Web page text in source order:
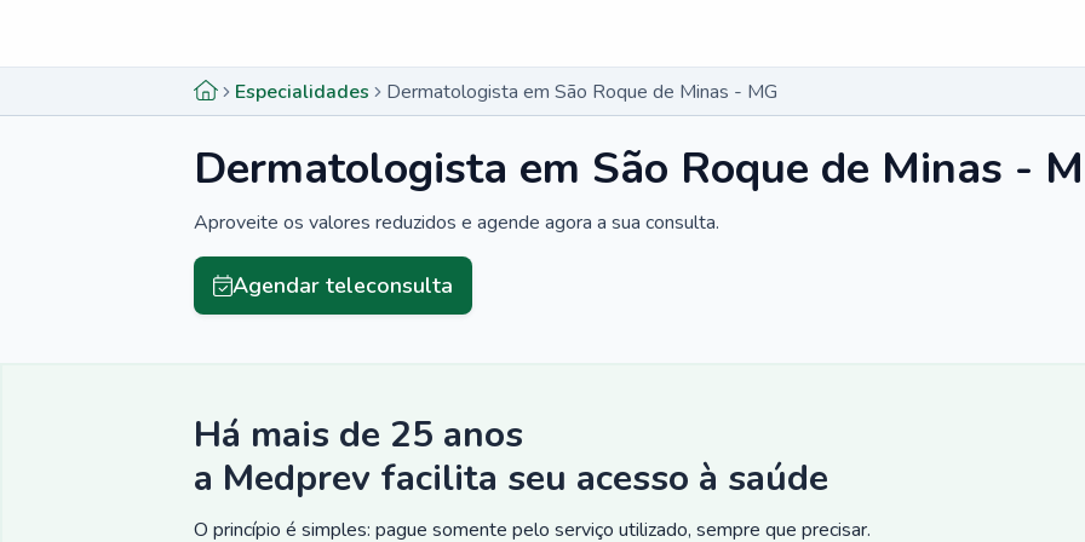
Especialidades Dermatologista em São Roque de Minas - MG
Dermatologista em São Roque de Minas -
Aproveite os valores reduzidos e agende agora a sua consulta.
Agendar teleconsulta
Há mais de 25 anos
a Medprev facilita seu acesso à saúde
O princípio é simples: pague somente pelo serviço utilizado, sempre que precisar.